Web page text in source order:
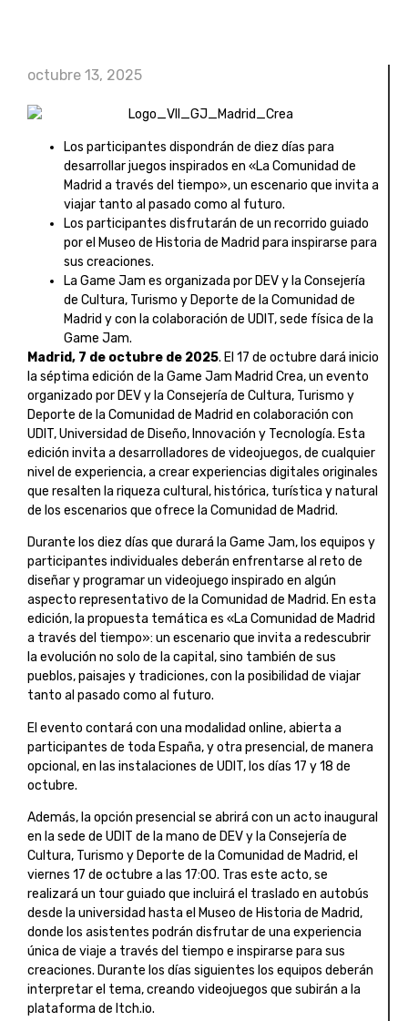
octubre 13, 2025
Los participantes dispondrán de diez días para
desarrollar juegos inspirados en «La Comunidad de
Madrid a través del tiempo», un escenario que invita a
viajar tanto al pasado como al futuro.
Los participantes disfrutarán de un recorrido guiado
por el Museo de Historia de Madrid para inspirarse para
sus creaciones.
La Game Jam es organizada por DEV y la Consejería
de Cultura, Turismo y Deporte de la Comunidad de
Madrid y con la colaboración de UDIT, sede física de la
Game Jam.
Madrid, 7 de octubre de 2025. El 17 de octubre dará inicio
la séptima edición de la Game Jam Madrid Crea, un evento
organizado por DEV y la Consejería de Cultura, Turismo y
Deporte de la Comunidad de Madrid en colaboración con
UDIT, Universidad de Diseño, Innovación y Tecnología. Esta
edición invita a desarrolladores de videojuegos, de cualquier
nivel de experiencia, a crear experiencias digitales originales
que resalten la riqueza cultural, histórica, turística y natural
de los escenarios que ofrece la Comunidad de Madrid.
Durante los diez días que durará la Game Jam, los equipos y
participantes individuales deberán enfrentarse al reto de
diseñar y programar un videojuego inspirado en algún
aspecto representativo de la Comunidad de Madrid. En esta
edición, la propuesta temática es «La Comunidad de Madrid
a través del tiempo»: un escenario que invita a redescubrir
la evolución no solo de la capital, sino también de sus
pueblos, paisajes y tradiciones, con la posibilidad de viajar
tanto al pasado como al futuro.
El evento contará con una modalidad online, abierta a
participantes de toda España, y otra presencial, de manera
opcional, en las instalaciones de UDIT, los días 17 y 18 de
octubre.
Además, la opción presencial se abrirá con un acto inaugural
en la sede de UDIT de la mano de DEV y la Consejería de
Cultura, Turismo y Deporte de la Comunidad de Madrid, el
viernes 17 de octubre a las 17:00. Tras este acto, se
realizará un tour guiado que incluirá el traslado en autobús
desde la universidad hasta el Museo de Historia de Madrid,
donde los asistentes podrán disfrutar de una experiencia
única de viaje a través del tiempo e inspirarse para sus
creaciones. Durante los días siguientes los equipos deberán
interpretar el tema, creando videojuegos que subirán a la
plataforma de Itch.io.